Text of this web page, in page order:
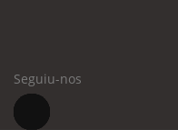
Seguiu-nos